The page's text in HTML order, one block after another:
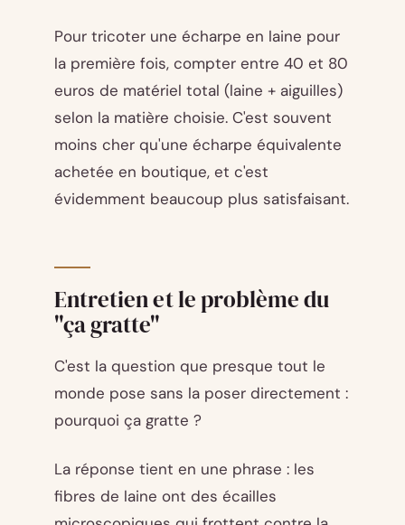
Pour tricoter une écharpe en laine pour
la première fois, compter entre 40 et 80
euros de matériel total (laine + aiguilles)
selon la matière choisie. C'est souvent
moins cher qu'une écharpe équivalente
achetée en boutique, et c'est
évidemment beaucoup plus satisfaisant.
Entretien et le problème du
"ça gratte"
C'est la question que presque tout le
monde pose sans la poser directement :
pourquoi ça gratte ?
La réponse tient en une phrase : les
fibres de laine ont des écailles